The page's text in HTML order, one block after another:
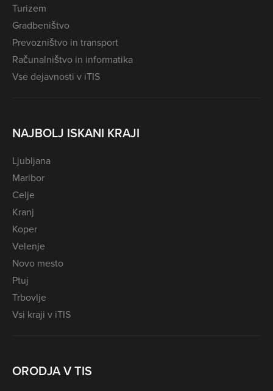
Turizem
Gradbeništvo
Prevozništvo in transport
Računalništvo in informatika
Vse dejavnosti v iTIS
NAJBOLJ ISKANI KRAJI
Ljubljana
Maribor
Celje
Kranj
Koper
Velenje
Novo mesto
Ptuj
Trbovlje
Vsi kraji v iTIS
ORODJA V TIS